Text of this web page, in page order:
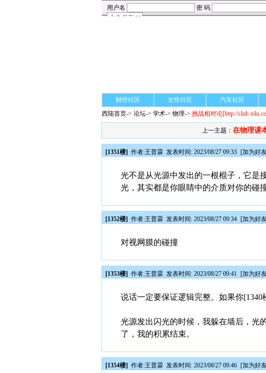
财经社区 女性社区 汽车社区
西陆首页-> 论坛-> 学术-> 物理-> 挑战相对论[http://
上一主题：在物理课
[1351楼] 作者:王普霖 发表时间: 2023/08/27 09:33 [加为好
光不是从光源中发出的一根棍子，它是
光，其实都是你眼睛中的介质对你的碰撞
[1352楼] 作者:王普霖 发表时间: 2023/08/27 09:34 [加为好
对视网膜的碰撞
[1353楼] 作者:王普霖 发表时间: 2023/08/27 09:41 [加为好
说话一定要保证逻辑完整。如果你[1340
光源发出闪光的时候，我躲在墙后，光
了，我的积累结束。
[1354楼] 作者:王普霖 发表时间: 2023/08/27 09:46 [加为好